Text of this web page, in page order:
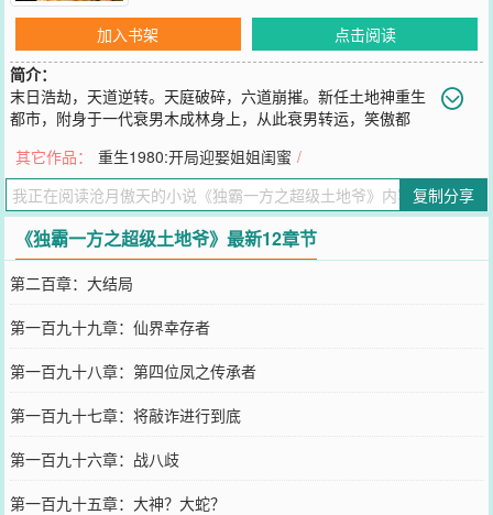
加入书架
点击阅读
简介：
末日浩劫，天道逆转。天庭破碎，六道崩摧。新任土地神重生
都市，附身于一代衰男木成林身上，从此衰男转运，笑傲都
您要是觉得《独霸一方之超级土地爷》还不错的话请不要忘记向您QQ
群和微博微信里的朋友推荐哦！
其它作品： 重生1980:开局迎娶姐姐闺蜜 /
复制分享
《独霸一方之超级土地爷》最新12章节
第二百章：大结局
第一百九十九章：仙界幸存者
第一百九十八章：第四位凤之传承者
第一百九十七章：将敲诈进行到底
第一百九十六章：战八歧
第一百九十五章：大神？大蛇？